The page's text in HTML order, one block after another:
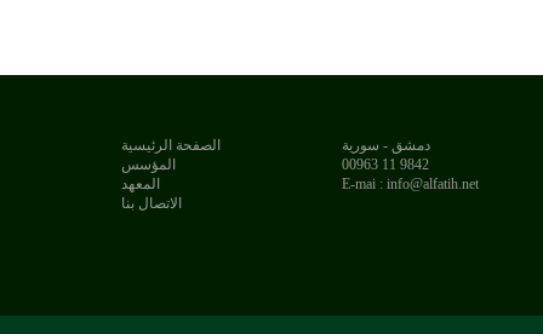
الصفحة الرئيسية
المؤسس
المعهد
الاتصال بنا
دمشق - سورية
9842 11 00963
E-mai : info@alfatih.net